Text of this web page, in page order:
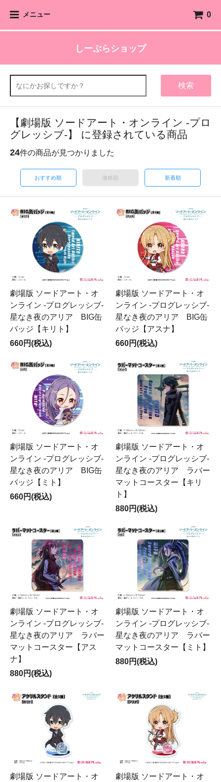
メニュー 0
しーぷらショップ
検索
【劇場版 ソードアート・オンライン -プロ
グレッシブ-】 に登録されている商品
24件の商品が見つかりました
おすすめ順 価格順 新着順
劇場版 ソードアート・オ
ンライン -プログレッシブ-
星なき夜のアリア BIG缶
バッジ【キリト】
660円(税込)
劇場版 ソードアート・オ
ンライン -プログレッシブ-
星なき夜のアリア BIG缶
バッジ【アスナ】
660円(税込)
劇場版 ソードアート・オ
ンライン -プログレッシブ-
星なき夜のアリア BIG缶
バッジ【ミト】
660円(税込)
劇場版 ソードアート・オ
ンライン -プログレッシブ-
星なき夜のアリア ラバー
マットコースター【キリ
ト】
880円(税込)
劇場版 ソードアート・オ
ンライン -プログレッシブ-
星なき夜のアリア ラバー
マットコースター【アス
ナ】
880円(税込)
劇場版 ソードアート・オ
ンライン -プログレッシブ-
星なき夜のアリア ラバー
マットコースター【ミト】
880円(税込)
劇場版 ソードアート・オ
劇場版 ソードアート・オ